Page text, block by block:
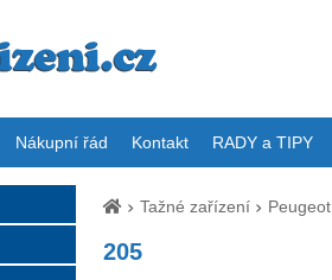
Nákupní řád Kontakt RADY a TIPY
Tažné zařízení Peugeot
205